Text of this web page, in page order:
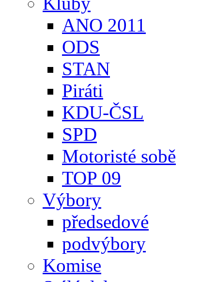
ANO 2011
ODS
STAN
Piráti
KDU-ČSL
SPD
Motoristé sobě
TOP 09
Výbory
předsedové
podvýbory
Komise